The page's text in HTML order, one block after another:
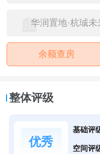
华润置地·杭珹
余额查房
整体评级
优秀
基础评
空间评